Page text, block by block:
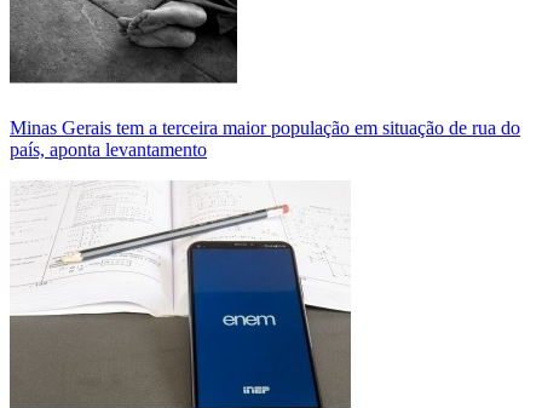
Minas Gerais tem a terceira maior população em situação de rua do
país, aponta levantamento